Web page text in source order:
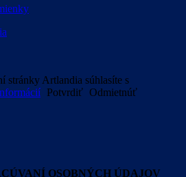
stránky Artlandia súhlasíte s
Potvrdiť Odmietnúť
OSOBNÝCH ÚDAJOV